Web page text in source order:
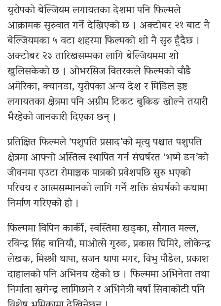
युरोपको बेल्जियम लगायतका देशमा पनि फिल्मले
आक्रामक सुरुवात गर्ने देखिएको छ । अक्टोबर २१ बाट नै
बेल्जियमका ५ वटा शहरमा फिल्मको शो नै सुरु हुँदैछ ।
अक्टोबर २३ तारिखसम्मका लागि बेल्जियममा शो
खुलिसकेको छ । ओभरसिज वितरकले फिल्मको चाँडै
अमेरिका, क्यानडा, युरोपका अन्य देश र मिडिल इष्ट
लगायतका क्षेत्रमा पनि अग्रीम टिकट बुकिङ खोल्ने तयारी
भैरहेको जानकारी दिएका छन् ।
प्रतिक्षित फिल्मले ‘पशुपति प्रसाद’को मृत्यु पश्चात पशुपति
क्षेत्रमा आफ्नो अस्तित्व स्थापित गर्न संघर्षरत ‘भष्मे डन’को
जीवनमा एउटा रोमाञ्चक पात्रको प्रवेशपछि सुरु भएको
परिचय र आत्मसम्मानको लागि गर्ने शक्ति संघर्षको कथामा
निर्माण गरिएको हो ।
फिल्ममा विपिन कार्की, स्वस्तिमा खड्का, सौगात मल्ल,
रविन्द्र सिंह बानियाँ, माओत्से गुरुङ, प्रकास घिमिरे, लोकेन्द्र
लेखक, मिस्श्री थापा, सजन थापा मगर, विभु पौडेल, प्रकाश
दाहालको पनि अभिनय रहेको छ । फिल्ममा अभिनेता तथा
निर्माता खगेन्द्र लामिछाने र अभिनेत्री बर्षा सिवाकोटी पनि